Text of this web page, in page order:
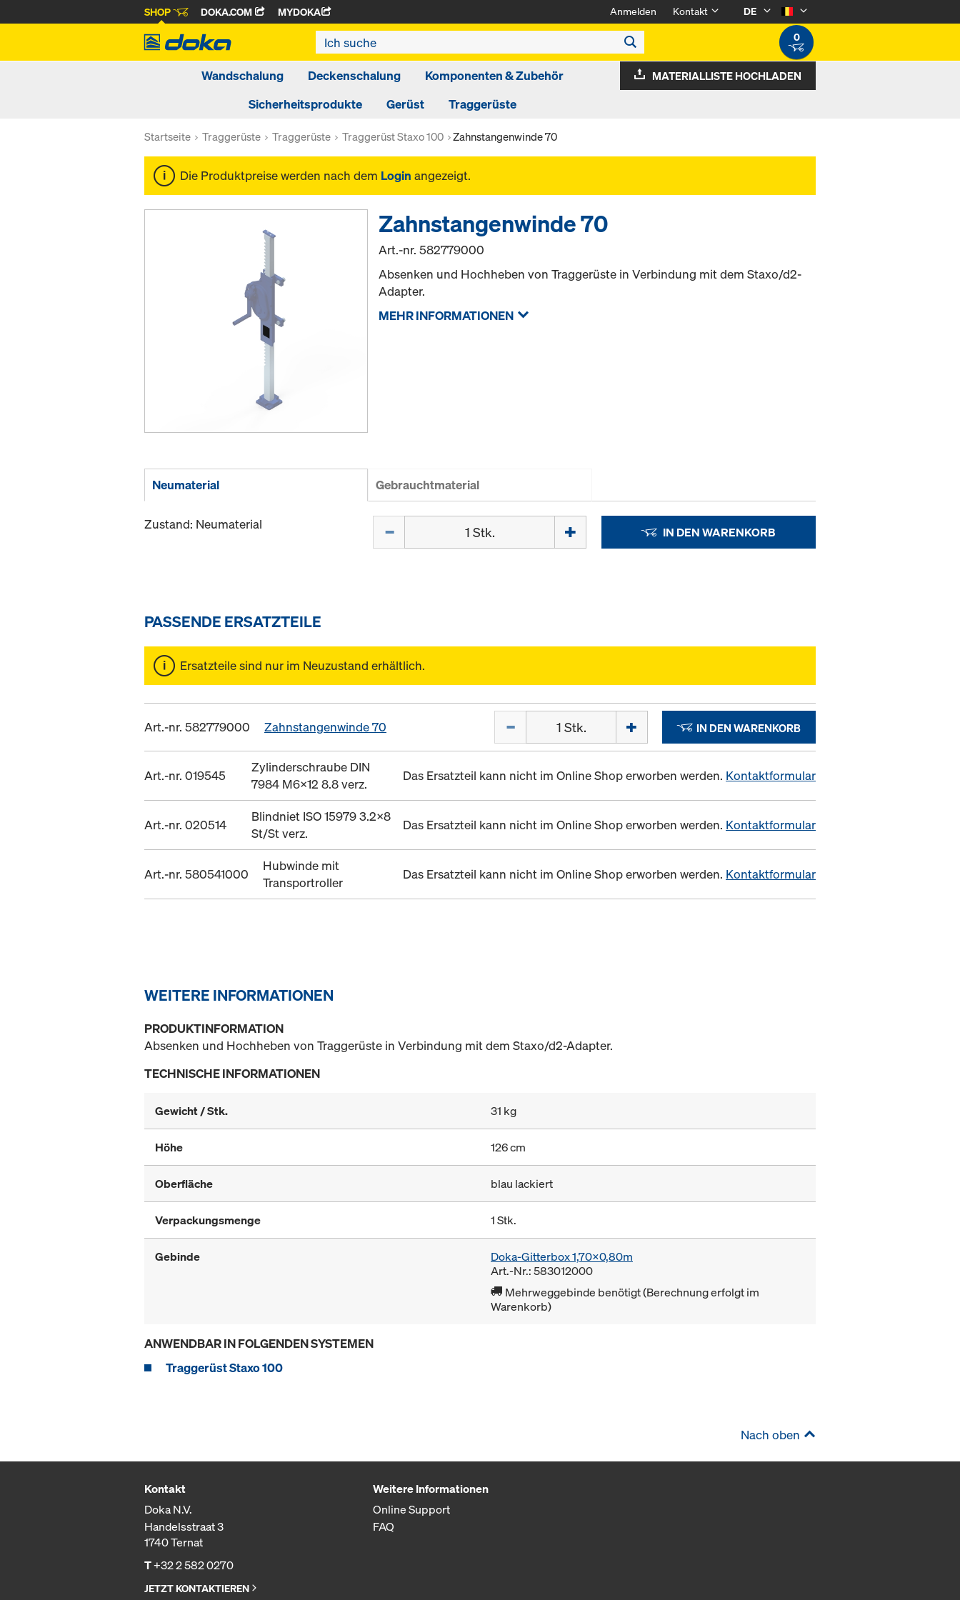
SHOP DOKA.COM MYDOKA Anmelden Kontakt
DE
0
Wandschalung Deckenschalung
Komponenten & Zubehör
Sicherheitsprodukte
Gerüst Traggerüste
MATERIALLISTE HOCHLADEN
Startseite Traggerüste Traggerüste Traggerüst Staxo 100 Zahnstangenwinde 70
Die Produktpreise werden nach dem Login angezeigt.
Zahnstangenwinde 70
Art.-nr.582779000
Absenken und Hochheben von Traggerüste in Verbindung mit dem Staxo/d2-
Adapter.
MEHR INFORMATIONEN
Neumaterial Gebrauchtmaterial
Zustand: Neumaterial IN DEN WARENKORB
PASSENDE ERSATZTEILE
Ersatzteile sind nur im Neuzustand erhältlich.
Art.-nr. 582779000 Zahnstangenwinde 70 IN DEN WARENKORB
Art.-nr. 019545
Zylinderschraube DIN
7984 M6x12 8.8 verz.
Das Ersatzteil kann nicht im Online Shop erworben werden. Kontaktformular
Art.-nr. 020514
Blindniet ISO 15979 3.2x8
St/St verz.
Das Ersatzteil kann nicht im Online Shop erworben werden. Kontaktformular
Art.-nr. 580541000
Hubwinde mit
Transportroller
Das Ersatzteil kann nicht im Online Shop erworben werden. Kontaktformular
WEITERE INFORMATIONEN
PRODUKTINFORMATION
Absenken und Hochheben von Traggerüste in Verbindung mit dem Staxo/d2-Adapter.
TECHNISCHE INFORMATIONEN
Gewicht / Stk. 31 kg
Höhe 126 cm
Oberfläche blau lackiert
Verpackungsmenge 1 Stk.
Gebinde
Doka-Gitterbox 1,70x0,80m
Art.-Nr.: 583012000
Mehrweggebinde benötigt (Berechnung erfolgt im
Warenkorb)
ANWENDBAR IN FOLGENDEN SYSTEMEN
Traggerüst Staxo 100
Nach oben
Kontakt
Doka N.V.
Handelsstraat 3
1740 Ternat
T+32 2 582 0270
JETZT KONTAKTIEREN
Weitere Informationen
Online Support
FAQ